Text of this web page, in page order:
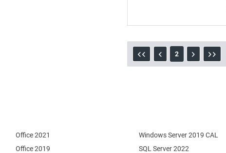
2
Office 2021
Office 2019
SQL Server 2022
Windows Server 2019 CAL